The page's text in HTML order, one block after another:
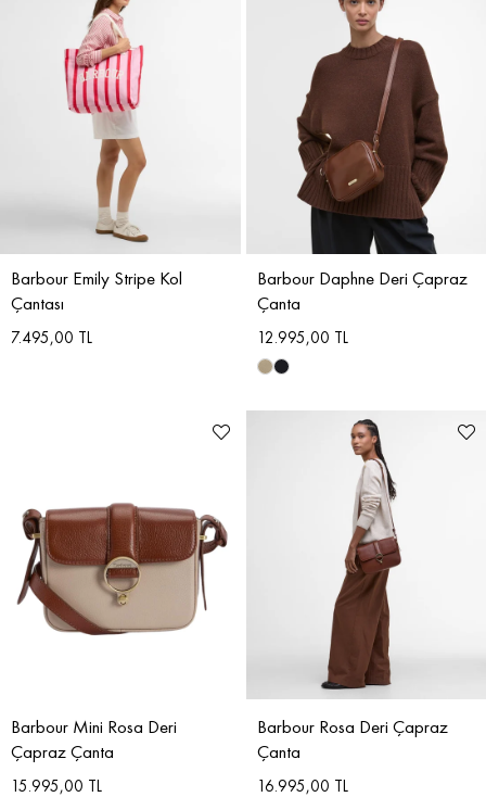
Barbour Emily Stripe Kol
Çantası
7.495,00 TL
Barbour Daphne Deri Çapraz
Çanta
12.995,00 TL
Barbour Mini Rosa Deri
Çapraz Çanta
15.995,00 TL
Barbour Rosa Deri Çapraz
Çanta
16.995,00 TL